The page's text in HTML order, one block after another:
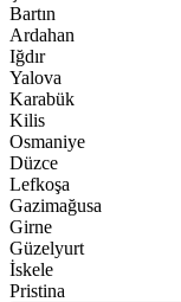
Bartın
Ardahan
Iğdır
Yalova
Karabük
Kilis
Osmaniye
Düzce
Lefkoşa
Gazimağusa
Girne
Güzelyurt
İskele
Pristina